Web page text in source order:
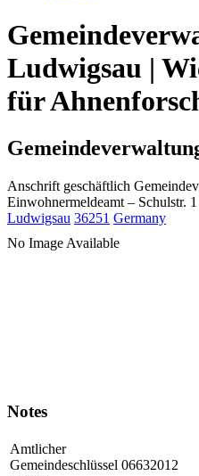
Ludwigsau |
für
Anschrift geschäftlich
Einwohnermeldeamt – Schulstr. 1
Ludwigsau 36251 Germany
No Image Available
Notes
Amtlicher
Gemeindeschlüssel 06632012